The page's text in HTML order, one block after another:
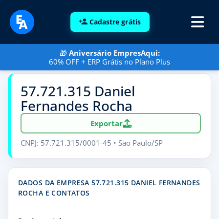
Cadastre grátis
🎁 Aniversário EmpresAqui:
60% OFF + ERP Grátis no Plano Plus
57.721.315 Daniel
Fernandes Rocha
Exportar
CNPJ: 57.721.315/0001-45 • Sao Paulo/SP
DADOS DA EMPRESA 57.721.315 DANIEL FERNANDES
ROCHA E CONTATOS